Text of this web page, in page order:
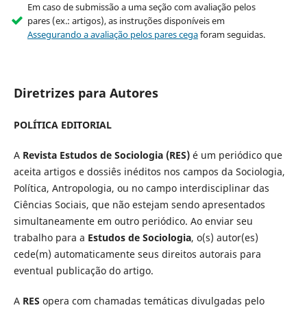
Em caso de submissão a uma seção com avaliação pelos
pares (ex.: artigos), as instruções disponíveis em
Assegurando a avaliação pelos pares cegaforam seguidas.
Diretrizes para Autores
POLÍTICA EDITORIAL
A Revista Estudos de Sociologia (RES)é um periódico que
aceita artigos e dossiês inéditos nos campos da Sociologia,
Política, Antropologia, ou no campo interdisciplinar das
Ciências Sociais, que não estejam sendo apresentados
simultaneamente em outro periódico. Ao enviar seu
trabalho para a Estudos de Sociologia, o(s) autor(es)
cede(m) automaticamente seus direitos autorais para
eventual publicação do artigo.
A RES opera com chamadas temáticas divulgadas pelo